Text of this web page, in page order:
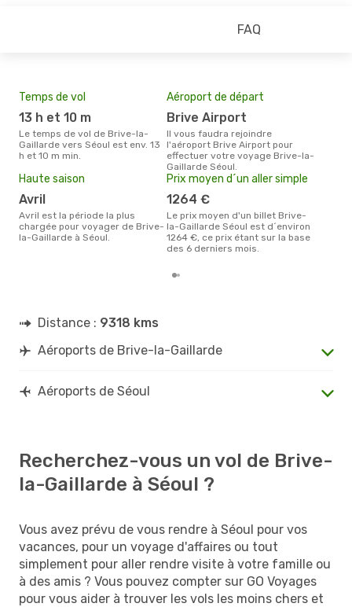
FAQ
Temps de vol
13 h et 10 m
Le temps de vol de Brive-la-
Gaillarde vers Séoul est env. 13
h et 10 m min.
Aéroport de départ
Brive Airport
Il vous faudra rejoindre
l'aéroport Brive Airport pour
effectuer votre voyage Brive-la-
Gaillarde Séoul.
Haute saison
avril
avril est la période la plus
chargée pour voyager de Brive-
la-Gaillarde à Séoul.
Prix moyen d´un aller simple
1264 €
Le prix moyen d'un billet Brive-
la-Gaillarde Séoul est d´environ
1264 €, ce prix étant sur la base
des 6 derniers mois.
Distance : 9318 kms
Aéroports de Brive-la-Gaillarde
Aéroports de Séoul
Recherchez-vous un vol de Brive-
la-Gaillarde à Séoul ?
Vous avez prévu de vous rendre à Séoul pour vos
vacances, pour un voyage d'affaires ou tout
simplement pour aller rendre visite à votre famille ou
à des amis ? Vous pouvez compter sur GO Voyages
pour vous aider à trouver les vols les moins chers et